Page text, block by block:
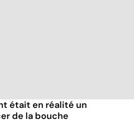
était en réalité un
de la bouche